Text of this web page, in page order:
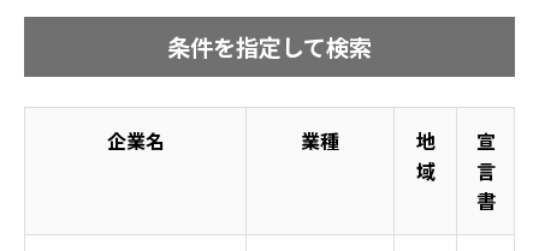
条件を指定して検索
企業名 業種
地
域
宣
言
書